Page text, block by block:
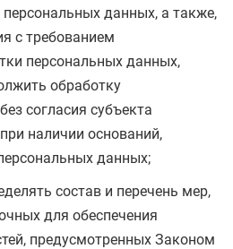
персональных данных, а также,
с требованием
персональных данных,
обработку
согласия субъекта
наличии оснований,
данных;
состав и перечень мер,
для обеспечения
предусмотренных Законом